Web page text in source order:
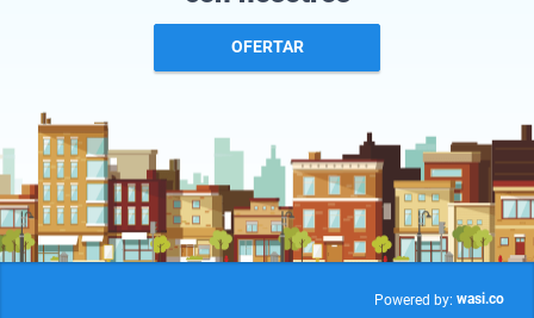
OFERTAR
Powered by: wasi.co